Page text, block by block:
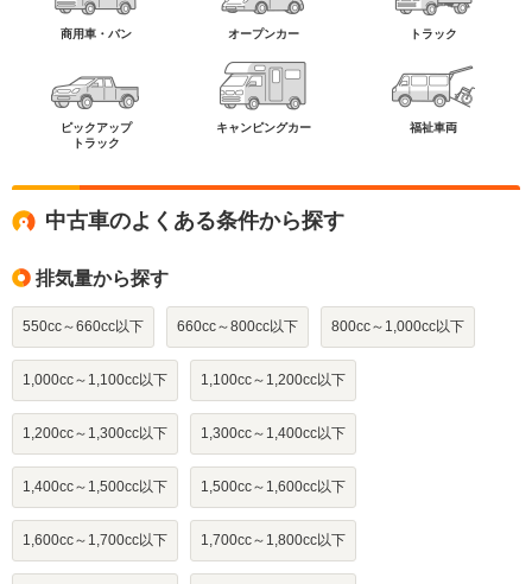
商用車・バン オープンカー トラック
ピックアップ
トラック
キャンピングカー 福祉車両
中古車のよくある条件から探す
排気量から探す
550cc～660cc以下 660cc～800cc以下 800cc～1,000cc以下
1,000cc～1,100cc以下 1,100cc～1,200cc以下
1,200cc～1,300cc以下 1,300cc～1,400cc以下
1,400cc～1,500cc以下 1,500cc～1,600cc以下
1,600cc～1,700cc以下 1,700cc～1,800cc以下